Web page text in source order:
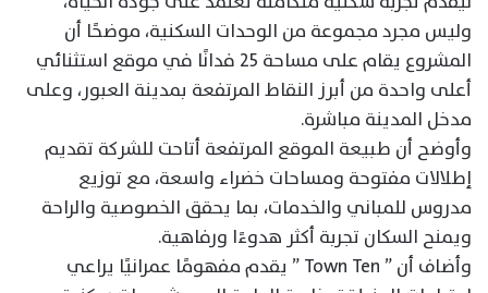
وليس مجرد مجموعة من الوحدات السكنية، موضحًا أن
المشروع يقام على مساحة 25 فدانًا في موقع استثنائي
أعلى واحدة من أبرز النقاط المرتفعة بمدينة العبور، وعلى
مدخل المدينة مباشرة.
وأوضح أن طبيعة الموقع المرتفعة أتاحت للشركة تقديم
إطلالات مفتوحة ومساحات خضراء واسعة، مع توزيع
مدروس للمباني والخدمات، بما يحقق الخصوصية والراحة
ويمنح السكان تجربة أكثر هدوءًا ورفاهية.
وأضاف أن ” Town Ten ” يقدم مفهومًا عمرانيًا يراعي